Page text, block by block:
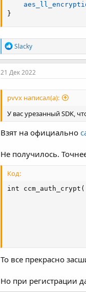
}
Р
е
а
к
Slacky
21 Дек 2022
pvvx написал(а):
У вас урезанный SDK,
Взят на официально
Не получилось.
Код:
int
То все прекрасно
Но при регистрации